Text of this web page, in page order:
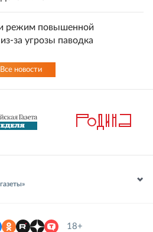
режим повышенной
за угрозы паводка
Все новости
18+